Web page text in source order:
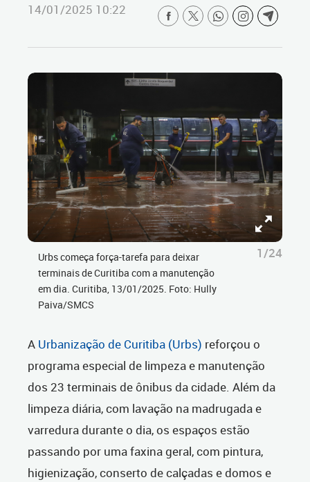
14/01/2025 10:22
Urbs começa força-tarefa para deixar
terminais de Curitiba com a manutenção
em dia. Curitiba, 13/01/2025. Foto: Hully
Paiva/SMCS
1/24
A Urbanização de Curitiba (Urbs) reforçou o
programa especial de limpeza e manutenção
dos 23 terminais de ônibus da cidade. Além da
limpeza diária, com lavação na madrugada e
varredura durante o dia, os espaços estão
passando por uma faxina geral, com pintura,
higienização, conserto de calçadas e domos e